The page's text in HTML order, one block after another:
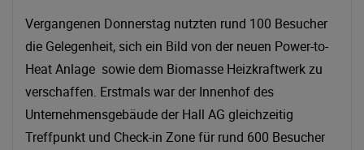
Vergangenen Donnerstag nutzten rund 100 Besucher ‍ ‍ ‍
die Gelegenheit, sich ein Bild von der neuen Power-to-
Heat Anlage sowie dem Biomasse Heizkraftwerk zu
verschaffen. Erstmals war der Innenhof des
Unternehmensgebäude der Hall AG gleichzeitig
Treffpunkt und Check-in Zone für rund 600 Besucher